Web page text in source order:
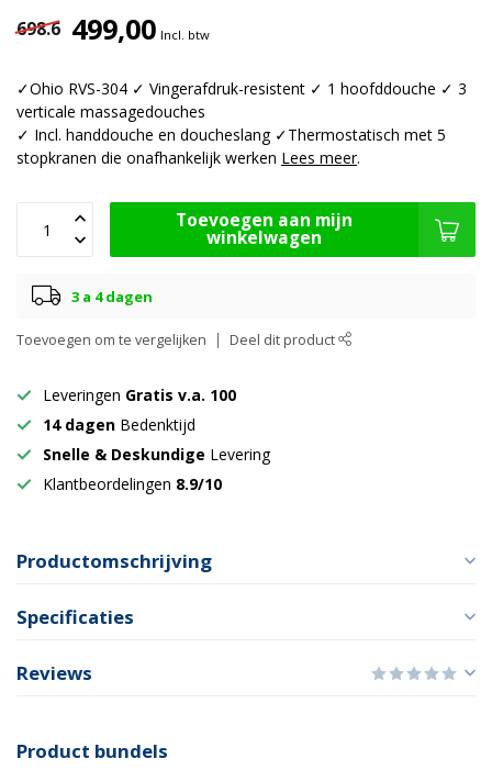
698.6 499,00 Incl. btw
✓Ohio RVS-304 ✓ Vingerafdruk-resistent ✓ 1 hoofddouche ✓ 3
verticale massagedouches
✓ Incl. handdouche en doucheslang ✓Thermostatisch met 5
stopkranen die onafhankelijk werken Lees meer.
Toevoegen aan mijn
winkelwagen
3 a 4 dagen
Toevoegen om te vergelijken Deel dit product
Leveringen Gratis v.a. 100
14 dagen Bedenktijd
Snelle & Deskundige Levering
Klantbeordelingen 8.9/10
Productomschrijving
Specificaties
Reviews
Product bundels